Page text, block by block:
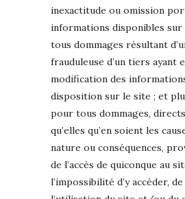
inexactitude ou omission
informations disponibles
tous dommages résultant
frauduleuse d’un tiers ayant
modification des
disposition sur le site ; et
pour tous dommages,
qu’elles qu’en soient les
nature ou conséquences,
de l’accès de quiconque au
l’impossibilité d’y accéder,